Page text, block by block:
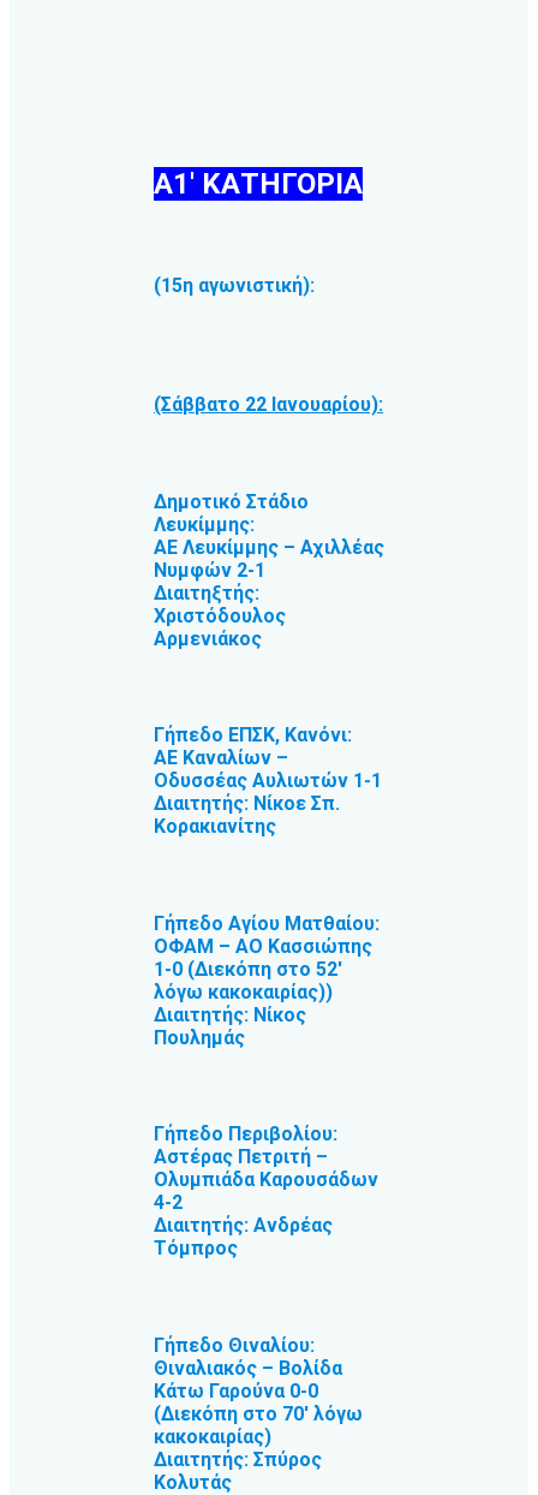
Α1′ ΚΑΤΗΓΟΡΙΑ
(15η αγωνιστική):
(Σάββατο 22 Ιανουαρίου):
Δημοτικό Στάδιο
Λευκίμμης:
ΑΕ Λευκίμμης – Αχιλλέας
Νυμφών 2-1
Διαιτηξτής:
Χριστόδουλος
Αρμενιάκος
Γήπεδο ΕΠΣΚ, Κανόνι:
ΑΕ Καναλίων –
Οδυσσέας Αυλιωτών 1-1
Διαιτητής: Νίκοε Σπ.
Κορακιανίτης
Γήπεδο Αγίου Ματθαίου:
ΟΦΑΜ – ΑΟ Κασσιώπης
1-0 (Διεκόπη στο 52′
λόγω κακοκαιρίας))
Διαιτητής: Νίκος
Πουλημάς
Γήπεδο Περιβολίου:
Αστέρας Πετριτή –
Ολυμπιάδα Καρουσάδων
4-2
Διαιτητής: Ανδρέας
Τόμπρος
Γήπεδο Θιναλίου:
Θιναλιακός – Βολίδα
Κάτω Γαρούνα 0-0
(Διεκόπη στο 70′ λόγω
κακοκαιρίας)
Διαιτητής: Σπύρος
Κολυτάς